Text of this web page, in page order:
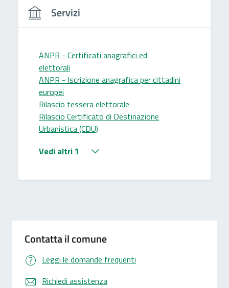
Servizi
ANPR - Certificati anagrafici ed
elettorali
ANPR - Iscrizione anagrafica per cittadini
europei
Rilascio tessera elettorale
Rilascio Certificato di Destinazione
Urbanistica (CDU)
Vedi altri 1
Contatta il comune
Leggi le domande frequenti
Richiedi assistenza